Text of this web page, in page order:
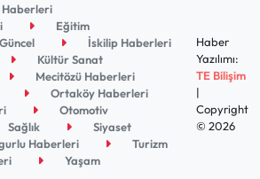
Haberleri
Eğitim
Güncel
İskilip Haberleri
Kültür Sanat
Mecitözü Haberleri
Ortaköy Haberleri
Otomotiv
Sağlık
Siyaset
Haberleri
Turizm
Yaşam
Haber
Yazılımı:
TE Bilişim
|
Copyright
© 2026